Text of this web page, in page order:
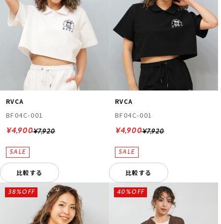
RVCA
BF04C-001
¥7,920
¥4,900
比較する
RVCA
BF04C-001
¥7,920
¥4,900
比較する
38%OFF 40%OFF